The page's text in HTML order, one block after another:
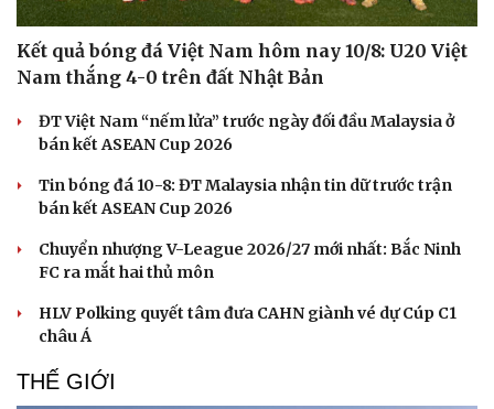
Kết quả bóng đá Việt Nam hôm nay 10/8: U20 Việt
Nam thắng 4-0 trên đất Nhật Bản
ĐT Việt Nam “nếm lửa” trước ngày đối đầu Malaysia ở
bán kết ASEAN Cup 2026
Tin bóng đá 10-8: ĐT Malaysia nhận tin dữ trước trận
bán kết ASEAN Cup 2026
Chuyển nhượng V-League 2026/27 mới nhất: Bắc Ninh
FC ra mắt hai thủ môn
HLV Polking quyết tâm đưa CAHN giành vé dự Cúp C1
châu Á
THẾ GIỚI